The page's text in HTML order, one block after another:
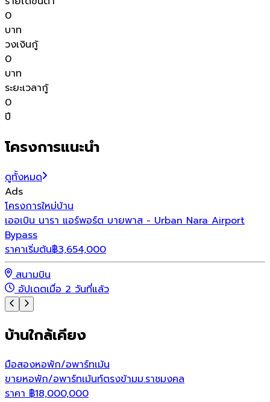
0
บาท
วงเงินกู้
0
บาท
ระยะเวลากู้
0
ปี
โครงการแนะนำ
ดูทั้งหมด
Ads
โครงการใหม่บ้าน
เออเบิน นารา แอร์พอร์ต บายพาส - Urban Nara Airport
Bypass
ราคาเริ่มต้น฿3,654,000
สนามบิน
อัปเดตเมื่อ 2 วันที่แล้ว
บ้านใกล้เคียง
มือสองหอพัก/อพาร์ทเม้น
ขายหอพัก/อพาร์ทเม้นท์ตรงข้ามม.ราชมงคล
ราคา ฿18,000,000